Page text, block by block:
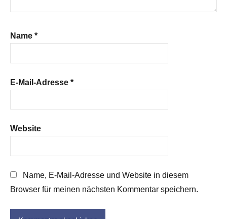
Name *
E-Mail-Adresse *
Website
Name, E-Mail-Adresse und Website in diesem
Browser für meinen nächsten Kommentar speichern.